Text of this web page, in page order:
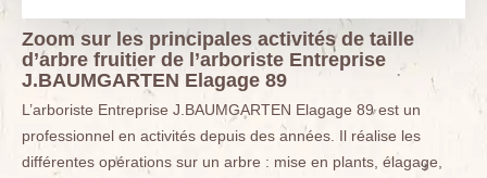
Zoom sur les principales activités de taille
d’arbre fruitier de l’arboriste Entreprise
J.BAUMGARTEN Elagage 89
L’arboriste Entreprise J.BAUMGARTEN Elagage 89 est un
professionnel en activités depuis des années. Il réalise les
différentes opérations sur un arbre : mise en plants, élagage,